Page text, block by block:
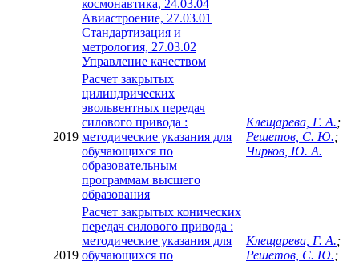
космонавтика, 24.03.04
Авиастроение, 27.03.01
Стандартизация и
метрология, 27.03.02
Управление качеством
2019
Расчет закрытых
цилиндрических
эвольвентных передач
силового привода :
методические указания для
обучающихся по
образовательным
программам высшего
образования
Клещарева, Г. А.;
Решетов, С. Ю.;
Чирков, Ю. А.
2019
Расчет закрытых конических
передач силового привода :
методические указания для
обучающихся по
Клещарева, Г. А.;
Решетов, С. Ю.;